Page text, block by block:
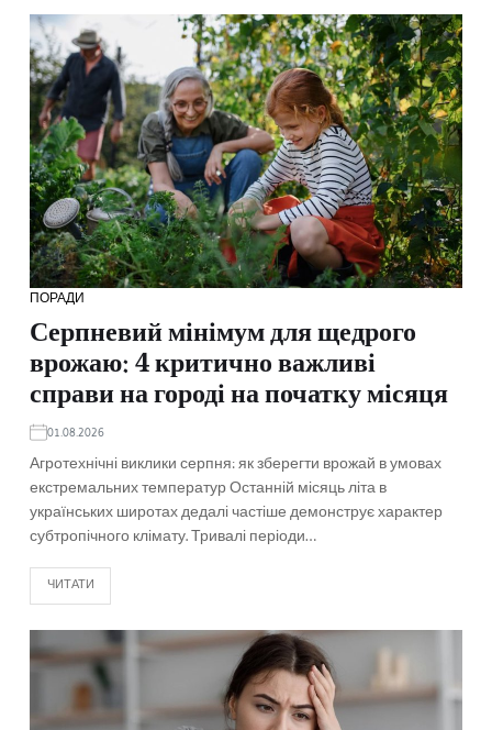
ПОРАДИ
Серпневий мінімум для щедрого
врожаю: 4 критично важливі
справи на городі на початку місяця
01.08.2026
Агротехнічні виклики серпня: як зберегти врожай в умовах
екстремальних температур Останній місяць літа в
українських широтах дедалі частіше демонструє характер
субтропічного клімату. Тривалі періоди…
ЧИТАТИ